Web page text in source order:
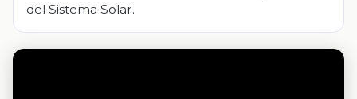
del Sistema Solar.